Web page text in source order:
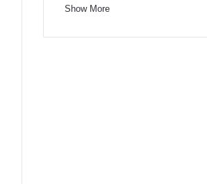
Show More